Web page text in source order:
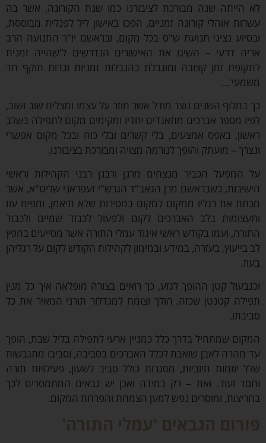
שנה מבורכת לציבורנו כמו שנת הקורונה, אשר בה
אוהלי קורונה זמניים, הפכו באישון ליל לפנלית מבוססת,
נציגי תנועת ש"ס בכל מקום, ובראשם יו"ר התנועה הרב
דרעי – השיגו את האישורים הנדרשים ל'שהייה זמנית
זמן קצובה ומוגבלת בהגבלות זמניות וברות תוקף חד
השנים נוצר מודל אשר חוזר על עצמו ומצליח שוב ושוב,
מספר אברכים מתאגדים יחדיו ומקימים מקום לתפילה בשלב
באפס אמצעים, בלי קשרים ובלי כוח ובכל מקום אפשרי
– מועתק והופך לנורמה מצויה ומבורכת בציבורנו.
הכביר מנצחים מרנן ורבנן רבני הקהילות וראשי
כשבראשם מרן הגאב"ד הגרש"י זעפראני שליט"א, אשר
את רגליו ממקום למקום במסירות שלא תיאמן, ומפיח עוז
בלב האברכים לקום ולפעול לכבוד שמיים ולכבוד
ועמו בקודש ראשי איגוד עמלי התורה אשר מסייעים בחפץ
בעזרה, במידע ובמימון לקהילות הקודש לקום על רגליהן
קטן ההופך לגזע, כך רואים בצורה מופלאה איך כל מנין
קטנטן שכזה, הולך וצומח למגדלור תורני המאיר את כל
שמתחיל בדרך כלל כמניין ארעי לתפילה בליל שבת, הופך
לאבן שואבת לכלל האברכים בסביבה, וסביבו מתגבשות
יוזמות חיוביות, מסגרות כולל סביב לשעון, פעילויות תורה
ועוד. זאת – רק במידה ואכן יש גבאים המתמסרים לכך
ומוסרים נפש למען הצמחת והפרחת המקום.